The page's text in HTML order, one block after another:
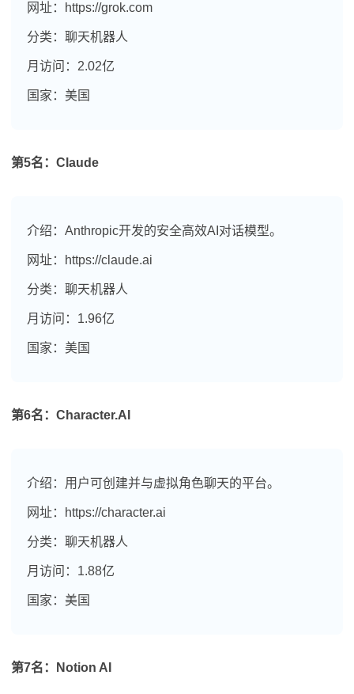
网址：https://grok.com
分类：聊天机器人
月访问：2.02亿
国家：美国
第5名：Claude
介绍：Anthropic开发的安全高效AI对话模型。
网址：https://claude.ai
分类：聊天机器人
月访问：1.96亿
国家：美国
第6名：Character.AI
介绍：用户可创建并与虚拟角色聊天的平台。
网址：https://character.ai
分类：聊天机器人
月访问：1.88亿
国家：美国
第7名：Notion AI